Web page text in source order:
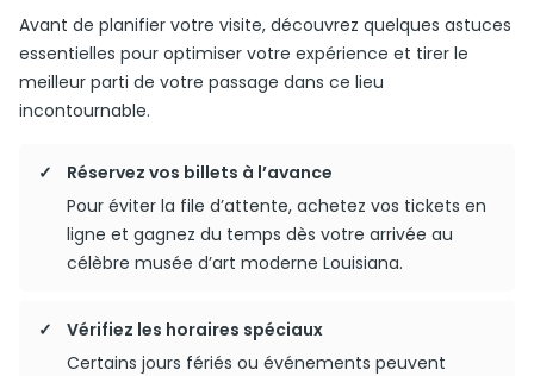
Avant de planifier votre visite, découvrez quelques astuces
essentielles pour optimiser votre expérience et tirer le
meilleur parti de votre passage dans ce lieu
incontournable.
Réservez vos billets à l’avance
Pour éviter la file d’attente, achetez vos tickets en
ligne et gagnez du temps dès votre arrivée au
célèbre musée d’art moderne Louisiana.
Vérifiez les horaires spéciaux
Certains jours fériés ou événements peuvent